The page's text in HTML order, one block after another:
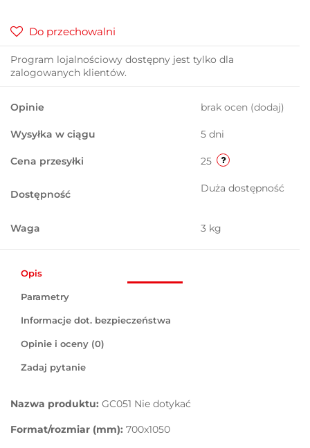
Do przechowalni
Program lojalnościowy dostępny jest tylko dla
zalogowanych klientów.
Opinie brak ocen (dodaj)
Wysyłka w ciągu 5 dni
Cena przesyłki 25
Dostępność Duża dostępność
Waga 3 kg
Opis
Parametry
Informacje dot. bezpieczeństwa
Opinie i oceny (0)
Zadaj pytanie
Nazwa produktu: GC051 Nie dotykać
Format/rozmiar (mm): 700x1050